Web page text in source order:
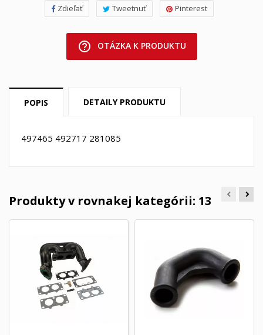
Zdieľať Tweetnuť Pinterest
help_outline OTÁZKA K PRODUKTU
POPIS DETAILY PRODUKTU
497465 492717 281085
Produkty v rovnakej kategórii: 13